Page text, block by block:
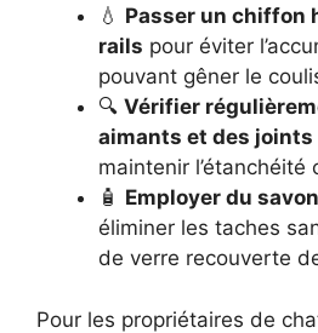
💧 Passer un chiffon
rails pour éviter
pouvant gêner le
🔍 Vérifier
aimants et des joints
maintenir
🧴 Employer du
éliminer les taches
de verre recouverte
Pour les propriétaires de